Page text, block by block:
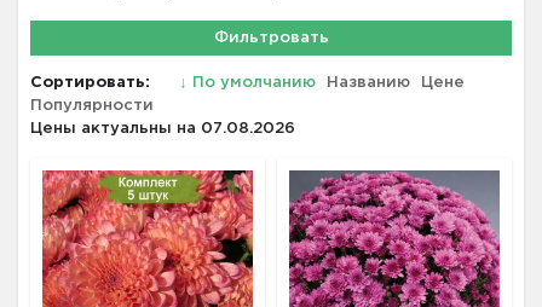
Фильтровать
Сортировать: ↓ По умолчанию Названию
Цене
Популярности
Цены актуальны на 07.08.2026